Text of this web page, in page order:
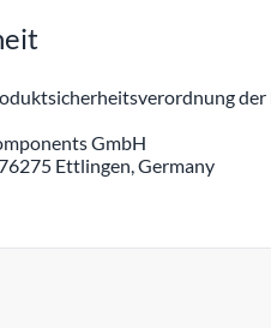
der
GmbH
Ettlingen, Germany